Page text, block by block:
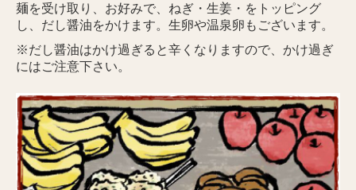
麺を受け取り、お好みで、ねぎ・生姜・をトッピング
し、だし醤油をかけます。生卵や温泉卵もございます。
※だし醤油はかけ過ぎると辛くなりますので、かけ過ぎ
にはご注意下さい。